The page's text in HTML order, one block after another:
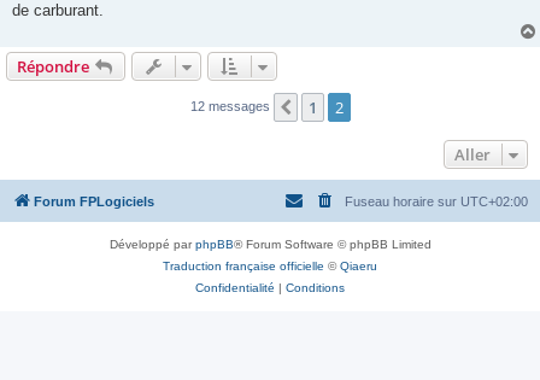
de carburant.
Répondre
12 messages Précédent
1 2
Aller
Forum FPLogiciels Fuseau horaire sur UTC+02:00
Développé parphpBB® Forum Software © phpBB Limited
Traduction française officielle ©Qiaeru
Confidentialité | Conditions